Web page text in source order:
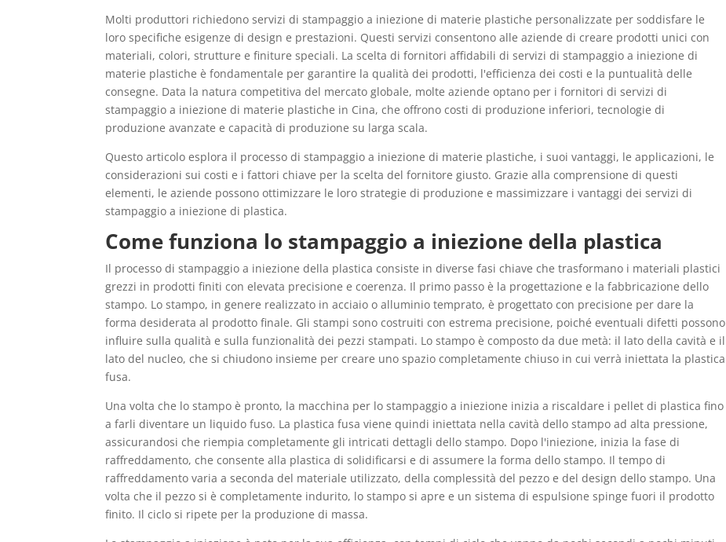
Molti produttori richiedono servizi di stampaggio a iniezione di materie plastiche personalizzate per soddisfare le
loro specifiche esigenze di design e prestazioni. Questi servizi consentono alle aziende di creare prodotti unici con
materiali, colori, strutture e finiture speciali. La scelta di fornitori affidabili di servizi di stampaggio a iniezione di
materie plastiche è fondamentale per garantire la qualità dei prodotti, l'efficienza dei costi e la puntualità delle
consegne. Data la natura competitiva del mercato globale, molte aziende optano per i fornitori di servizi di
stampaggio a iniezione di materie plastiche in Cina, che offrono costi di produzione inferiori, tecnologie di
produzione avanzate e capacità di produzione su larga scala.
Questo articolo esplora il processo di stampaggio a iniezione di materie plastiche, i suoi vantaggi, le applicazioni, le
considerazioni sui costi e i fattori chiave per la scelta del fornitore giusto. Grazie alla comprensione di questi
elementi, le aziende possono ottimizzare le loro strategie di produzione e massimizzare i vantaggi dei servizi di
stampaggio a iniezione di plastica.
Come funziona lo stampaggio a iniezione della plastica
Il processo di stampaggio a iniezione della plastica consiste in diverse fasi chiave che trasformano i materiali plastici
grezzi in prodotti finiti con elevata precisione e coerenza. Il primo passo è la progettazione e la fabbricazione dello
stampo. Lo stampo, in genere realizzato in acciaio o alluminio temprato, è progettato con precisione per dare la
forma desiderata al prodotto finale. Gli stampi sono costruiti con estrema precisione, poiché eventuali difetti possono
influire sulla qualità e sulla funzionalità dei pezzi stampati. Lo stampo è composto da due metà: il lato della cavità e il
lato del nucleo, che si chiudono insieme per creare uno spazio completamente chiuso in cui verrà iniettata la plastica
fusa.
Una volta che lo stampo è pronto, la macchina per lo stampaggio a iniezione inizia a riscaldare i pellet di plastica fino
a farli diventare un liquido fuso. La plastica fusa viene quindi iniettata nella cavità dello stampo ad alta pressione,
assicurandosi che riempia completamente gli intricati dettagli dello stampo. Dopo l'iniezione, inizia la fase di
raffreddamento, che consente alla plastica di solidificarsi e di assumere la forma dello stampo. Il tempo di
raffreddamento varia a seconda del materiale utilizzato, della complessità del pezzo e del design dello stampo. Una
volta che il pezzo si è completamente indurito, lo stampo si apre e un sistema di espulsione spinge fuori il prodotto
finito. Il ciclo si ripete per la produzione di massa.